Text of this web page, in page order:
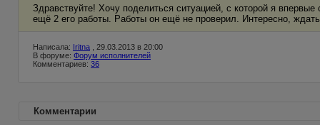
Здравствуйте! Хочу поделиться ситуацией, с которой я
ещё 2 его работы. Работы он ещё не проверил. Интересно, ждать
Написала: Iritna , 29.03.2013 в 20:00
В форуме: Форум исполнителей
Комментариев: 36
Комментарии